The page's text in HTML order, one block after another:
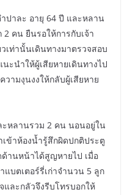
ปาละ อายุ 64 ปี และหลาน
คน ยืนรอให้การกับเจ้า
เท่านั้นเดินทางมาตรวจสอบ
ะนำให้ผู้เสียหายเดินทางไป
วามงุนงงให้กลับผู้เสียหาย
หลานรวม 2 คน นอนอยู่ใน
ข้าห้องน้ำรู้สึกผิดปกติประตู
านหน้าได้สูญหายไป เมื่อ
แบตเตอร์รี่เก่าจำนวน 5 ลูก
ละกลัวจึงรีบโทรบอกให้